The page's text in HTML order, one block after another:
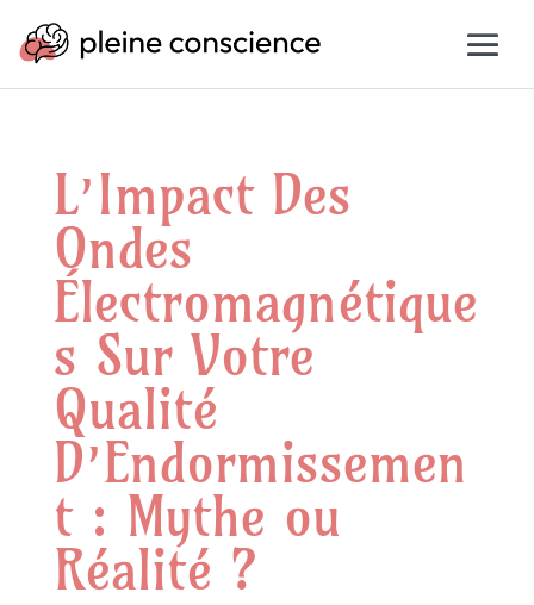
L’Impact Des
Ondes
Électromagnétique
s Sur Votre
Qualité
D’Endormissemen
t : Mythe ou
Réalité ?